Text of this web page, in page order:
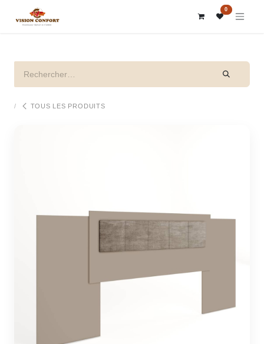
0
TOUS LES PRODUITS